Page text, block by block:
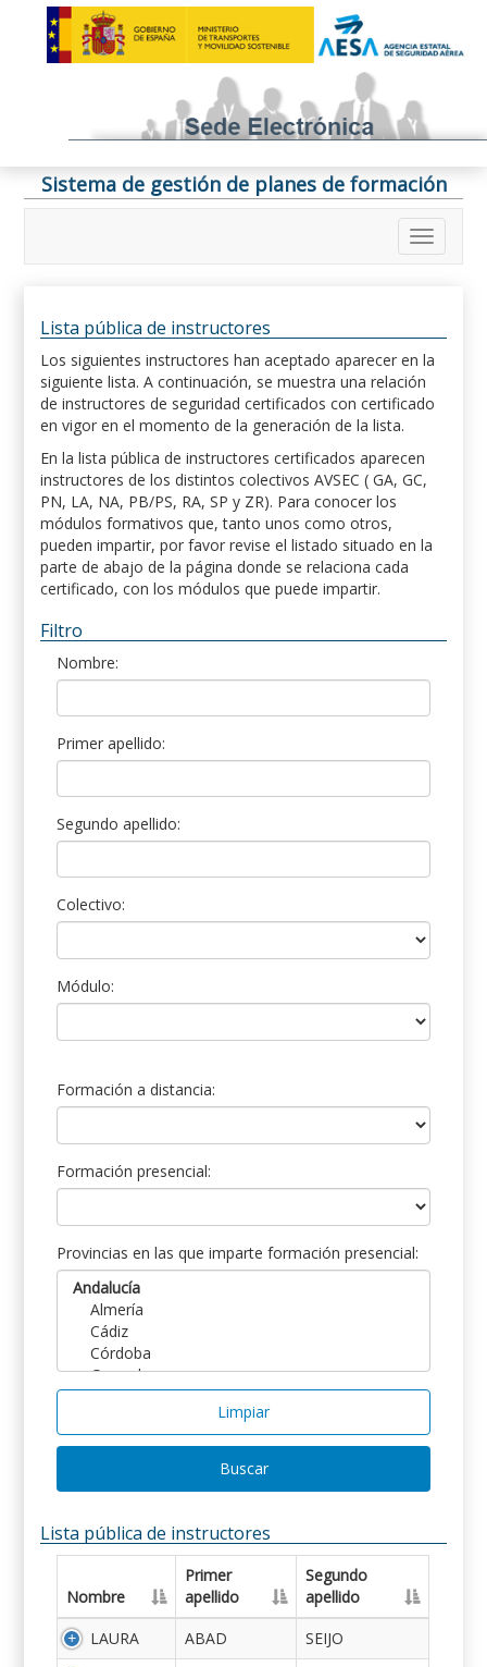
Sistema de gestión de planes de formación
Lista pública de instructores
Los siguientes instructores han aceptado aparecer en la
siguiente lista. A continuación, se muestra una relación
de instructores de seguridad certificados con certificado
en vigor en el momento de la generación de la lista.
En la lista pública de instructores certificados aparecen
instructores de los distintos colectivos AVSEC ( GA, GC,
PN, LA, NA, PB/PS, RA, SP y ZR). Para conocer los
módulos formativos que, tanto unos como otros,
pueden impartir, por favor revise el listado situado en la
parte de abajo de la página donde se relaciona cada
certificado, con los módulos que puede impartir.
Filtro
Nombre:
Primer apellido:
Segundo apellido:
Colectivo:
Módulo:
Formación a distancia:
Formación presencial:
Provincias en las que imparte formación presencial:
Limpiar
Buscar
Lista pública de instructores
Nombre
Primer
apellido
Segundo
apellido
LAURA
ABAD
SEIJO